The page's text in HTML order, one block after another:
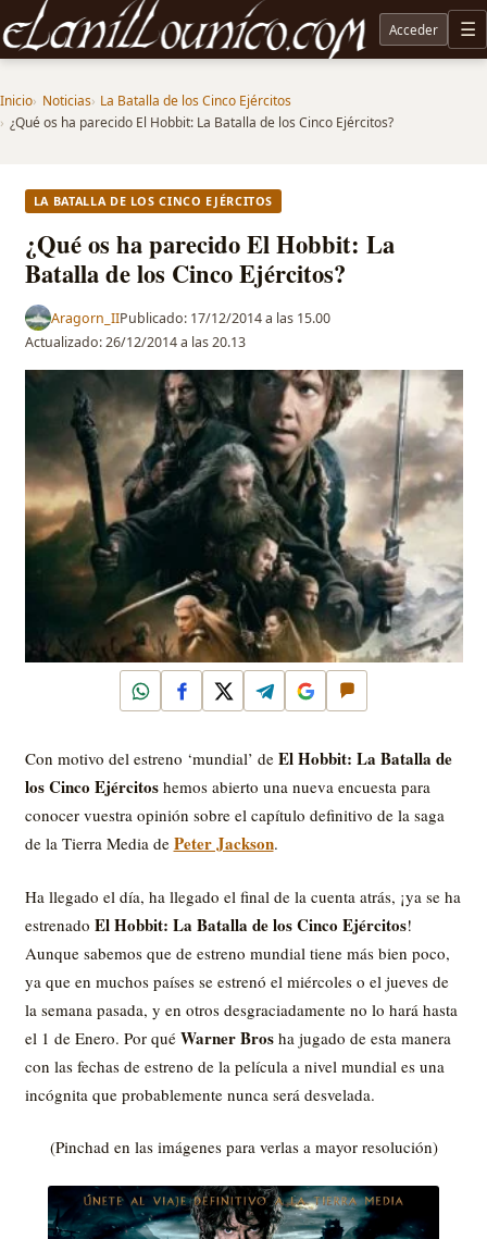
Noticias sobre Tolkien: El Señor de los Anillos, Los Anillos de Poder, La Caza de Gollum, la
Acceder
Inicio Noticias La Batalla de los Cinco Ejércitos
¿Qué os ha parecido El Hobbit: La Batalla de los Cinco Ejércitos?
LA BATALLA DE LOS CINCO EJÉRCITOS
¿Qué os ha parecido El Hobbit: La
Batalla de los Cinco Ejércitos?
Aragorn_IIPublicado: 17/12/2014 a las 15.00
Actualizado:26/12/2014 a las 20.13
WhatsAppFacebook
X TelegramGoogleComentar
Con motivo del estreno ‘mundial’ de El Hobbit: La Batalla de
los Cinco Ejércitoshemos abierto una nueva encuesta para
conocer vuestra opinión sobre el capítulo definitivo de la saga
de la Tierra Media de Peter Jackson.
Ha llegado el día, ha llegado el final de la cuenta atrás, ¡ya se ha
estrenado El Hobbit: La Batalla de los Cinco Ejércitos!
Aunque sabemos que de estreno mundial tiene más bien poco,
ya que en muchos países se estrenó el miércoles o el jueves de
la semana pasada, y en otros desgraciadamente no lo hará hasta
el 1 de Enero. Por qué Warner Brosha jugado de esta manera
con las fechas de estreno de la película a nivel mundial es una
incógnita que probablemente nunca será desvelada.
(Pinchad en las imágenes para verlas a mayor resolución)